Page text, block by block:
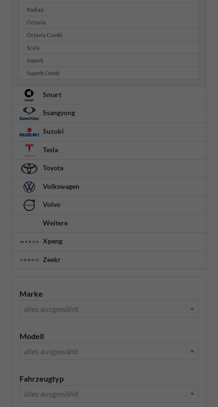
Kodiaq
Octavia
Octavia Combi
Scala
Superb
Superb Combi
Smart
Ssangyong
Suzuki
Tesla
Toyota
Volkswagen
Volvo
Weitere
Xpeng
Zeekr
Marke
alles ausgewählt
Modell
alles ausgewählt
Fahrzeugtyp
alles ausgewählt